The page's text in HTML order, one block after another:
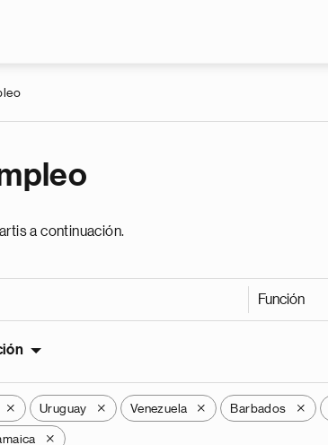
a continuación.
Función
X Uruguay X Venezuela X Barbados X